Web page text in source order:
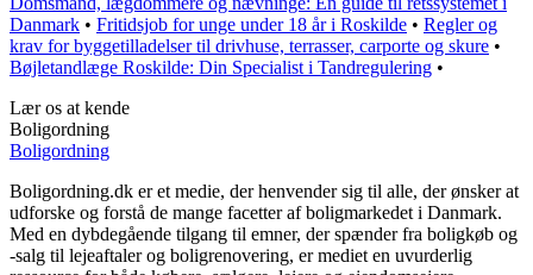
Danmark • Fritidsjob for unge under 18 år i Roskilde • Regler og
krav for byggetilladelser til drivhuse, terrasser, carporte og skure •
Bøjletandlæge Roskilde: Din Specialist i Tandregulering •
Lær os at kende
Boligordning
Boligordning
Boligordning.dk er et medie, der henvender sig til alle, der ønsker at
udforske og forstå de mange facetter af boligmarkedet i Danmark.
Med en dybdegående tilgang til emner, der spænder fra boligkøb og
-salg til lejeaftaler og boligrenovering, er mediet en uvurderlig